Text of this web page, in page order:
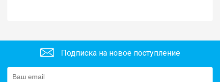
Подписка на новое поступление